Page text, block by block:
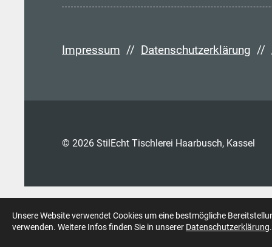
Impressum // Datenschutzerklärung //
© 2026 StilEcht Tischlerei Haarbusch, Kassel
Unsere Website verwendet Cookies um eine bestmögliche
verwenden. Weitere Infos finden Sie in unserer Datenschutzerklärung.